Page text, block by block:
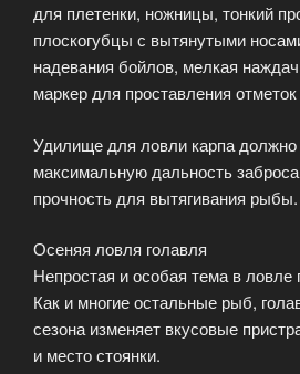
для плетенки, ножницы, тонкий
плоскогубцы с вытянутыми
надевания бойлов, мелкая
маркер для проставления
Удилище для ловли карпа должно
максимальную дальность
прочность для вытягивания рыбы.
Осеняя ловля голавля
Непростая и особая тема в ловле
Как и многие остальные рыб,
сезона изменяет вкусовые
и место стоянки.